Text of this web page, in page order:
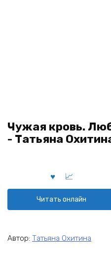
Чужая кровь.
- Татьяна
Читать онлайн
Автор: Татьяна Охитина